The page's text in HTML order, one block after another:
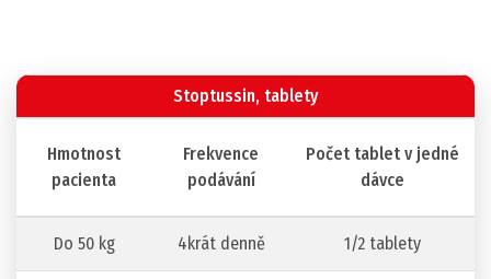
Stoptussin, tablety
Hmotnost
pacienta
Frekvence
podávání
Počet tablet v jedné
dávce
Do 50 kg 4krát denně 1/2 tablety